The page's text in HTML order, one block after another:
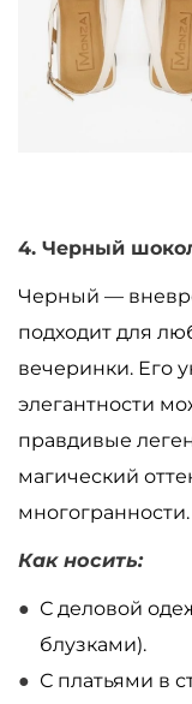
4. Черный
Черный —
подходит для
вечеринки. Его
элегантности
правдивые
магический
многогранности.
Как носить:
С деловой
блузками).
С платьями в